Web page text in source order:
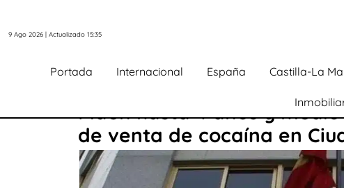
9 Ago 2026 | Actualizado 15:35
Portada Internacional España Castilla-La
Piden hasta 4 años y
de venta de cocaína en